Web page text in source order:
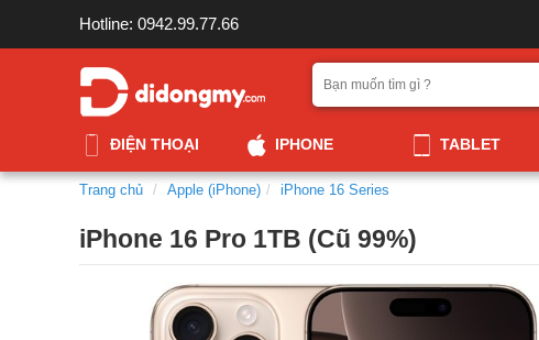
Hotline: 0942.99.77.66
ĐIỆN THOẠI IPHONE TABLET
Trang chủ Apple (iPhone) iPhone 16 Series
iPhone 16 Pro 1TB (Cũ 99%)